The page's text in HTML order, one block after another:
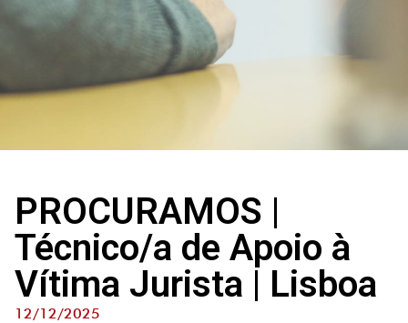
PROCURAMOS |
Técnico/a de Apoio à
Vítima Jurista | Lisboa
12/12/2025